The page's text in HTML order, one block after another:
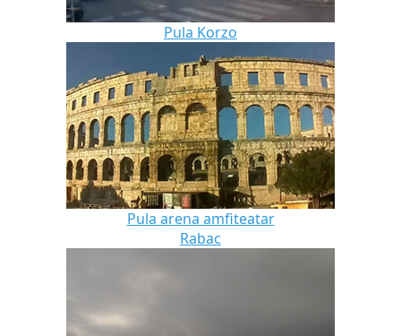
Pula Korzo
Pula arena amfiteatar
Rabac